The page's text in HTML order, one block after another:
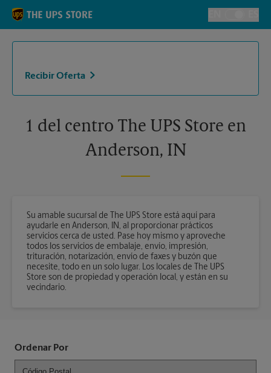
Skip to content
Alternar el
Return to Nav
Recibir Oferta
1 del centro The UPS Store en
Anderson, IN
Su amable sucursal de The UPS Store está aquí para
ayudarle en Anderson, IN, al proporcionar prácticos
servicios cerca de usted. Pase hoy mismo y aproveche
todos los servicios de embalaje, envío, impresión,
trituración, notarización, envío de faxes y buzón que
necesite, todo en un solo lugar. Los locales de The UPS
Store son de propiedad y operación local, y están en su
vecindario.
Ordenar Por